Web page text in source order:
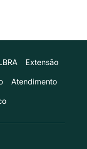
Extensão
Atendimento